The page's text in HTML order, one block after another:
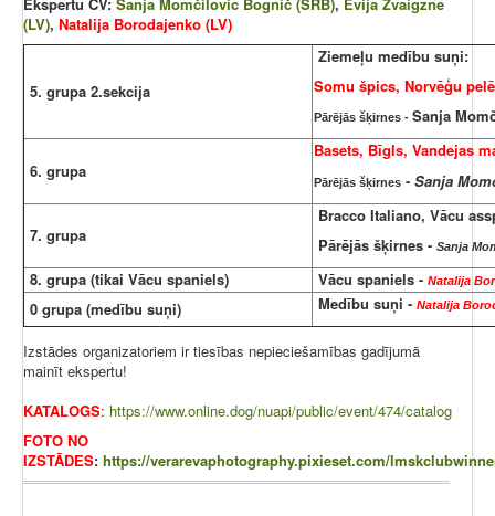
(LV), Natalija Borodajenko (LV)
5. grupa 2.sekcija
Ziemeļu medību suņi:
Somu špics, Norvēģu
Pārējās šķirnes - Sanja
6. grupa
Basets, Bīgls, Vandejas
Pārējās šķirnes - Sanja
7. grupa
Bracco Italiano, Vācu
Pārējās šķirnes - Sanja
8. grupa (tikai Vācu spaniels) Vācu spaniels - Natalija
0 grupa (medību suņi) Medību suņi - Natalija
Izstādes organizatoriem ir tiesības nepieciešamības gadījumā
mainīt ekspertu!
KATALOGS: https://www.online.dog/nuapi/public/event/474/catalog
FOTO NO
IZSTĀDES: https://verarevaphotography.pixieset.com/